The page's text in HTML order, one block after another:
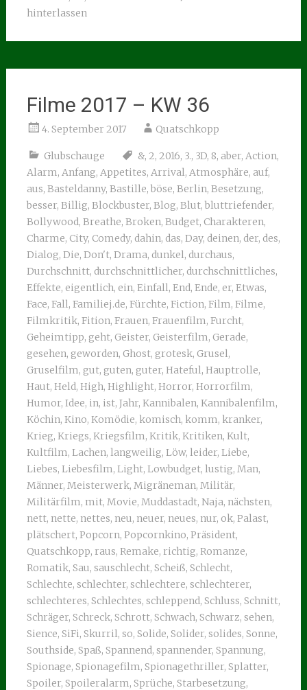
hinterlassen
Filme 2017 – KW 36
4. September 2017 Quatschkopp
Glubschauge &, 2, 2016, 3., 3D, 8, aber, Action,
Alarm, Anfang, Appetites, Arrival, Atmosphäre, auf,
aus, Basteldanny, Bastille, böse, Berlin, Besetzung,
besser, Billig, Blockbuster, Blog, Blut, bluttriefender,
Bollywood, Breathe, Broken, Budget, Charakteren,
Charme, City, Comedy, dahin, das, Day, deinen, der, des,
Dialog, Die, Don't, Drama, dunkel, durchaus,
Durchschnitt, durchschnittlicher, durchschnittliches,
Effekte, eigentlich, ein, Einfall, End, Ende, er, Etwas,
Face, Fall, Familiej.de, Fürchte, Fiction, Film, Filme,
Filmkritik, Fition, Frauen, Frauenfilm, Furcht,
Geheimtipp, geht, Geister, Geisterfilm, Gerade,
gesehen, geworden, Ghost, grotesk, Grusel,
Gruselfilm, gut, guten, guter, Hateful, Hauptrolle,
Haut, Held, High, Highlight, Horror, Horrorfilm,
Humor, Idee, in, ist, Jahr, Kannibalen, Kannibalenfilm,
Köchin, Kino, Komödie, komisch, komm, kranker,
Krieg, Kriegs, Kriegsfilm, Kritik, Kritiken, Kult,
Kultfilm, Lachen, langweilig, Löw, leider, Liebe,
Liebes, Liebesfilm, Light, Lowbudget, lustig, Man,
Männer, Meisterwerk, Migräneman, Militär,
Militärfilm, mit, Movie, Muddastadt, Naja, nächsten,
nett, nette, nettes, neu, neuer, neues, nur, ok, Palast,
plätschert, Popcorn, Popcornkino, Präsident,
Quatschkopp, raus, Remake, richtig, Romanze,
Romatik, Sau, sauschlecht, Scheiß, Schlecht,
Schlechte, schlechter, schlechtere, schlechterer,
schlechteres, Schlechtes, schleppend, Schluss, Schnitt,
Schräger, Schreck, Schrott, Schwach, Schwarz, sehen,
Sience, SiFi, Skurril, so, Solide, Solider, solides, Sonne,
Southside, Spaß, Spannend, spannender, Spannung,
Spionage, Spionagefilm, Spionagethriller, Splatter,
Spoiler, Spoileralarm, Sprüche, Starbesetzung,